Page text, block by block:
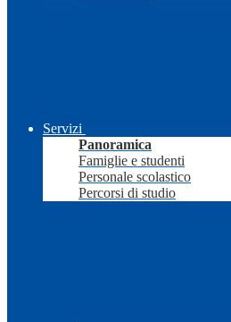
Servizi
Panoramica
Famiglie e studenti
Personale scolastico
Percorsi di studio